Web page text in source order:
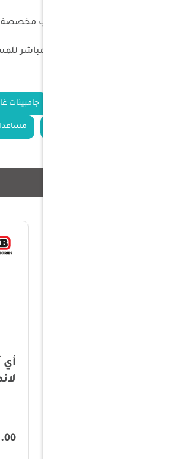
جلب (بوشات) ممتازة: يتضمن جلب مخصصة من
استخدامات متعددة: صُمم كبديل مباشر
جامبينات